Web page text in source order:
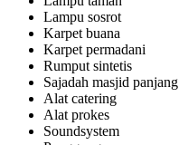
Lampu sosrot
Karpet buana
Karpet permadani
Rumput sintetis
Sajadah masjid panjang
Alat catering
Alat prokes
Soundsystem